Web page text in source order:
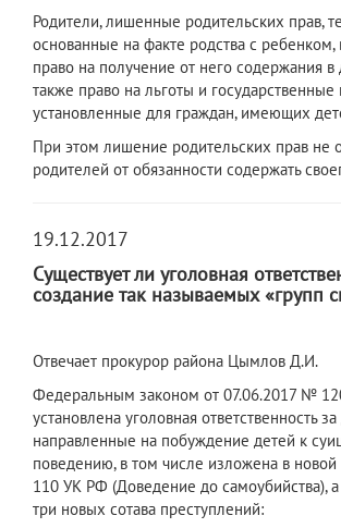
Родители, лишенные родительских прав,
основанные на факте родства с ребенком,
право на получение от него содержания
также право на льготы и государственные
установленные для граждан, имеющих
При этом лишение родительских прав не
родителей от обязанности содержать
19.12.2017
Существует ли уголовная
создание так называемых «групп
Отвечает прокурор района Цымлов Д.И.
Федеральным законом от 07.06.2017 №
установлена уголовная ответственность
направленные на побуждение детей к
поведению, в том числе изложена в новой
110 УК РФ (Доведение до самоубийства),
три новых сотава преступлений: